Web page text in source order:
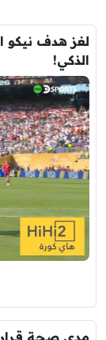
لغز هدف نيكو
الذكي!
مدى صحة قرار